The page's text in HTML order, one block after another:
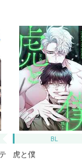
BL
虎と僕